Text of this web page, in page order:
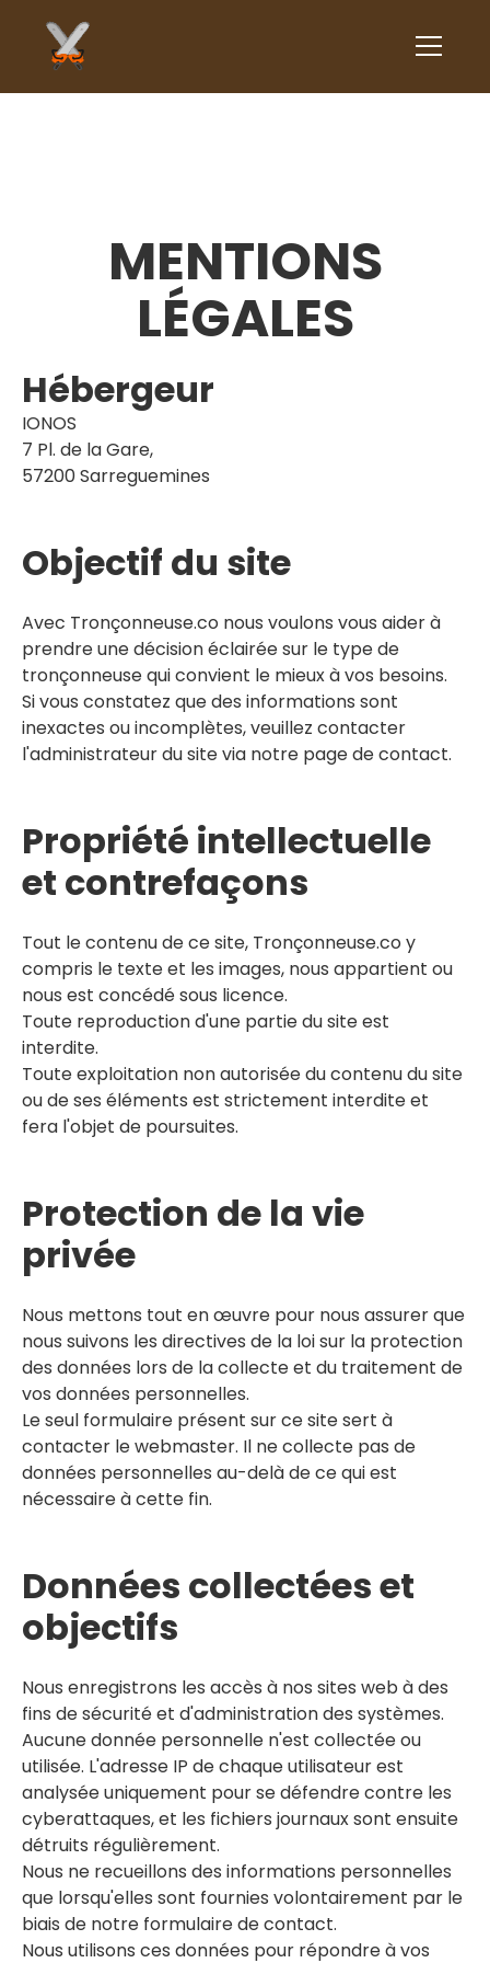
MENTIONS
LÉGALES
Hébergeur
IONOS
7 Pl. de la Gare,
57200 Sarreguemines
Objectif du site
Avec Tronçonneuse.co nous voulons vous aider à
prendre une décision éclairée sur le type de
tronçonneuse qui convient le mieux à vos besoins.
Si vous constatez que des informations sont
inexactes ou incomplètes, veuillez contacter
l'administrateur du site via notre page de contact.
Propriété intellectuelle
et contrefaçons
Tout le contenu de ce site, Tronçonneuse.co y
compris le texte et les images, nous appartient ou
nous est concédé sous licence.
Toute reproduction d'une partie du site est
interdite.
Toute exploitation non autorisée du contenu du site
ou de ses éléments est strictement interdite et
fera l'objet de poursuites.
Protection de la vie
privée
Nous mettons tout en œuvre pour nous assurer que
nous suivons les directives de la loi sur la protection
des données lors de la collecte et du traitement de
vos données personnelles.
Le seul formulaire présent sur ce site sert à
contacter le webmaster. Il ne collecte pas de
données personnelles au-delà de ce qui est
nécessaire à cette fin.
Données collectées et
objectifs
Nous enregistrons les accès à nos sites web à des
fins de sécurité et d'administration des systèmes.
Aucune donnée personnelle n'est collectée ou
utilisée. L'adresse IP de chaque utilisateur est
analysée uniquement pour se défendre contre les
cyberattaques, et les fichiers journaux sont ensuite
détruits régulièrement.
Nous ne recueillons des informations personnelles
que lorsqu'elles sont fournies volontairement par le
biais de notre formulaire de contact.
Nous utilisons ces données pour répondre à vos